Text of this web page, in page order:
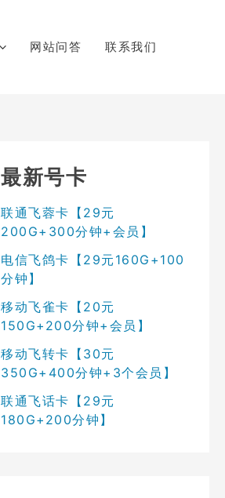
网站问答 联系我们
最新号卡
联通飞蓉卡【29元
200G+300分钟+会员】
电信飞鸽卡【29元160G+100
分钟】
移动飞雀卡【20元
150G+200分钟+会员】
移动飞转卡【30元
350G+400分钟+3个会员】
联通飞话卡【29元
180G+200分钟】